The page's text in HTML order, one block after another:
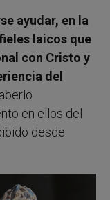
ayudar, en la
laicos que
con Cristo y
del
en ellos del
desde